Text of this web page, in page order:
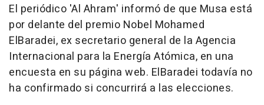
El periódico 'Al Ahram' informó de que Musa está
por delante del premio Nobel Mohamed
ElBaradei, ex secretario general de la Agencia
Internacional para la Energía Atómica, en una
encuesta en su página web. ElBaradei todavía no
ha confirmado si concurrirá a las elecciones.